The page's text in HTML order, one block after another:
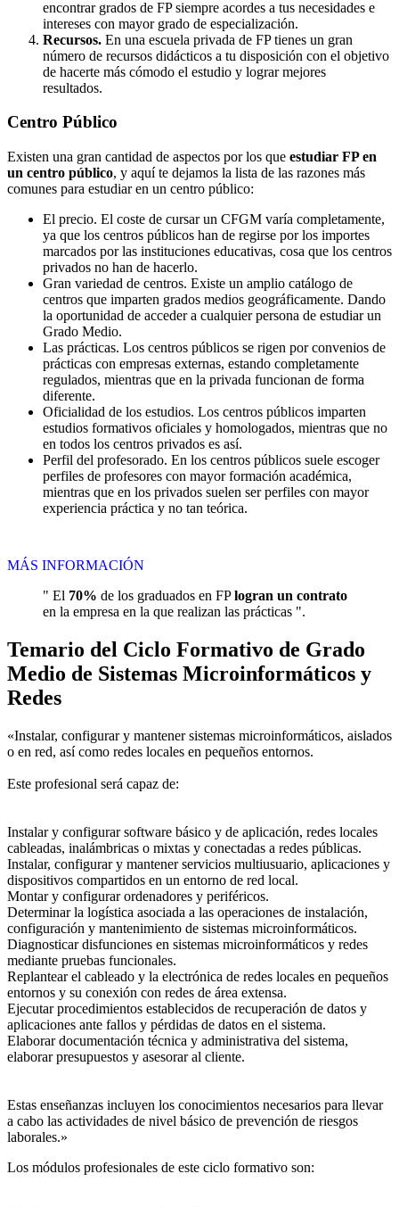
encontrar grados de FP siempre acordes a tus necesidades e
intereses con mayor grado de especialización.
Recursos. En una escuela privada de FP tienes un gran
número de recursos didácticos a tu disposición con el objetivo
de hacerte más cómodo el estudio y lograr mejores
resultados.
Centro Público
Existen una gran cantidad de aspectos por los que estudiar FP en
un centro público, y aquí te dejamos la lista de las razones más
comunes para estudiar en un centro público:
El precio. El coste de cursar un CFGM varía completamente,
ya que los centros públicos han de regirse por los importes
marcados por las instituciones educativas, cosa que los centros
privados no han de hacerlo.
Gran variedad de centros. Existe un amplio catálogo de
centros que imparten grados medios geográficamente. Dando
la oportunidad de acceder a cualquier persona de estudiar un
Grado Medio.
Las prácticas. Los centros públicos se rigen por convenios de
prácticas con empresas externas, estando completamente
regulados, mientras que en la privada funcionan de forma
diferente.
Oficialidad de los estudios. Los centros públicos imparten
estudios formativos oficiales y homologados, mientras que no
en todos los centros privados es así.
Perfil del profesorado. En los centros públicos suele escoger
perfiles de profesores con mayor formación académica,
mientras que en los privados suelen ser perfiles con mayor
experiencia práctica y no tan teórica.
MÁS INFORMACIÓN
" El 70% de los graduados en FPlogran un contrato
en la empresa en la que realizan las prácticas ".
Temario del Ciclo Formativo de Grado
Medio de Sistemas Microinformáticos y
Redes
«Instalar, configurar y mantener sistemas microinformáticos, aislados
o en red, así como redes locales en pequeños entornos.
Este profesional será capaz de:
Instalar y configurar software básico y de aplicación, redes locales
cableadas, inalámbricas o mixtas y conectadas a redes públicas.
Instalar, configurar y mantener servicios multiusuario, aplicaciones y
dispositivos compartidos en un entorno de red local.
Montar y configurar ordenadores y periféricos.
Determinar la logística asociada a las operaciones de instalación,
configuración y mantenimiento de sistemas microinformáticos.
Diagnosticar disfunciones en sistemas microinformáticos y redes
mediante pruebas funcionales.
Replantear el cableado y la electrónica de redes locales en pequeños
entornos y su conexión con redes de área extensa.
Ejecutar procedimientos establecidos de recuperación de datos y
aplicaciones ante fallos y pérdidas de datos en el sistema.
Elaborar documentación técnica y administrativa del sistema,
elaborar presupuestos y asesorar al cliente.
Estas enseñanzas incluyen los conocimientos necesarios para llevar
a cabo las actividades de nivel básico de prevención de riesgos
laborales.»
Los módulos profesionales de este ciclo formativo son: